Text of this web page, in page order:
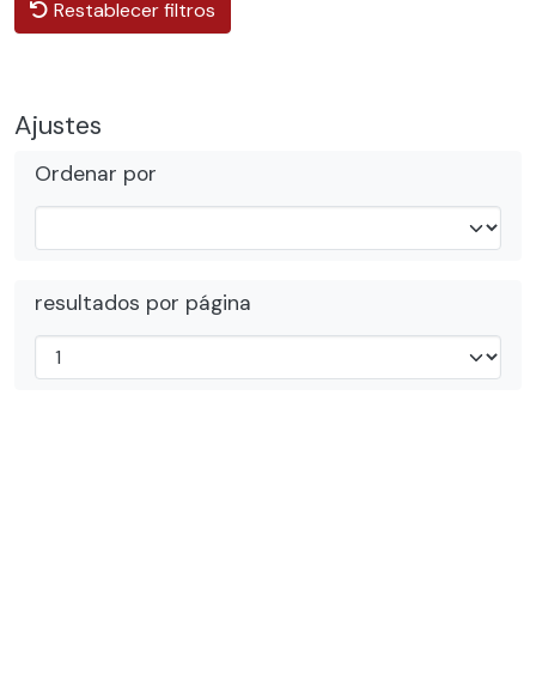
Restablecer filtros
Ajustes
Ordenar por
resultados por página